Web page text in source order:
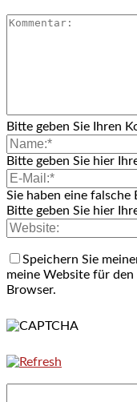
Bitte geben Sie Ihren
Bitte geben Sie hier
Sie haben eine falsche
Bitte geben Sie hier
Speichern Sie
meine Website für
Browser.